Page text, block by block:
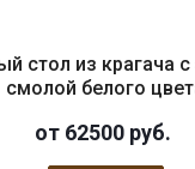
стол из крагача
смолой белого
от 62500 руб.